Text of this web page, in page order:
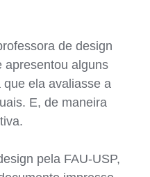
de design
apresentou alguns
ela avaliasse a
E, de maneira
pela FAU-USP,